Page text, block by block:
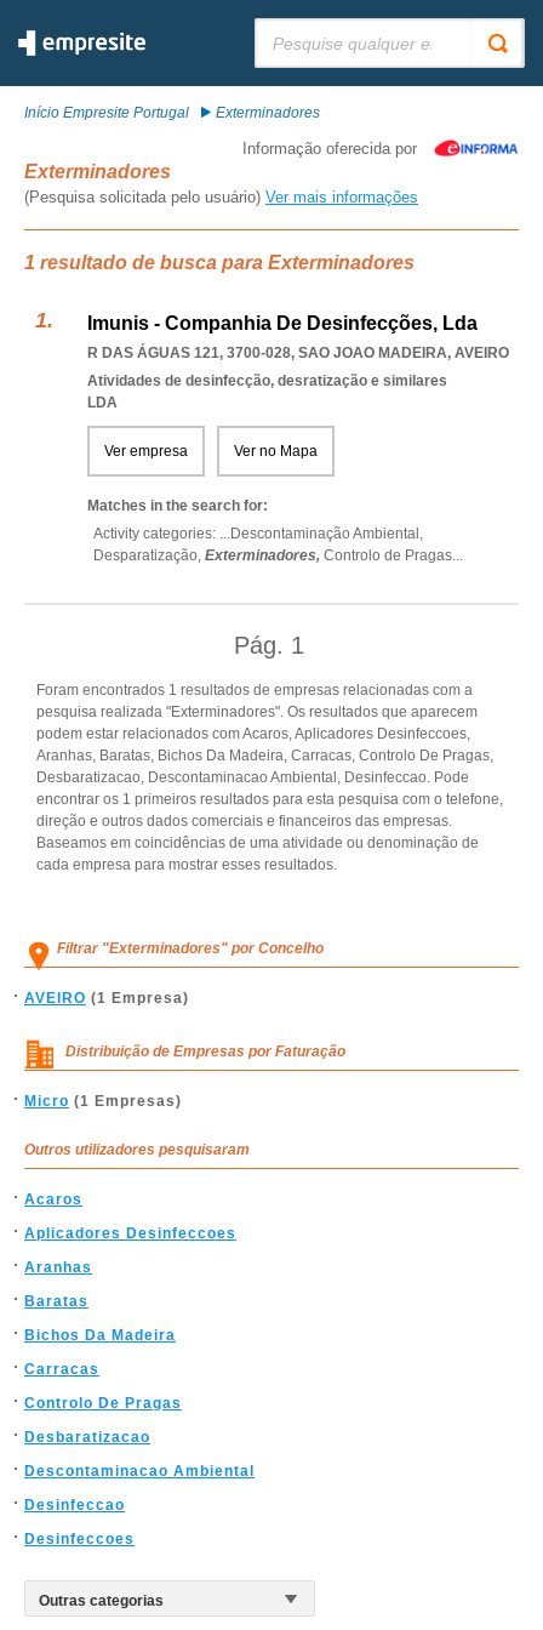
Início Empresite Portugal Exterminadores
Informação oferecida por
Exterminadores
(Pesquisa solicitada pelo usuário) Ver mais informações
1 resultado de busca para Exterminadores
Imunis - Companhia De Desinfecções, Lda
R DAS ÁGUAS 121, 3700-028, SAO JOAO MADEIRA, AVEIRO
Atividades de desinfecção, desratização e similares
LDA
Ver empresa Ver no Mapa
Matches in the search for:
Activity categories: ...Descontaminação Ambiental,
Desparatização, Exterminadores, Controlo de Pragas...
Pág. 1
Foram encontrados 1 resultados de empresas relacionadas com a
pesquisa realizada "Exterminadores". Os resultados que aparecem
podem estar relacionados com Acaros, Aplicadores Desinfeccoes,
Aranhas, Baratas, Bichos Da Madeira, Carracas, Controlo De Pragas,
Desbaratizacao, Descontaminacao Ambiental, Desinfeccao. Pode
encontrar os 1 primeiros resultados para esta pesquisa com o telefone,
direção e outros dados comerciais e financeiros das empresas.
Baseamos em coincidências de uma atividade ou denominação de
cada empresa para mostrar esses resultados.
Filtrar "Exterminadores" por Concelho
AVEIRO (1 Empresa)
Distribuição de Empresas por Faturação
Micro (1 Empresas)
Outros utilizadores pesquisaram
Acaros
Aplicadores Desinfeccoes
Aranhas
Baratas
Bichos Da Madeira
Carracas
Controlo De Pragas
Desbaratizacao
Descontaminacao Ambiental
Desinfeccao
Desinfeccoes